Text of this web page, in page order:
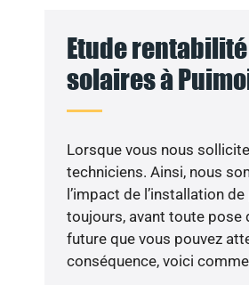
Etude
solaires à
Lorsque vous nous
techniciens. Ainsi, nous
l’impact de l’installation
toujours, avant toute pose
future que vous pouvez
conséquence, voici